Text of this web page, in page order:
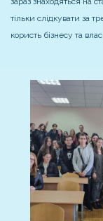
тільки слідкувати за
користь бізнесу та